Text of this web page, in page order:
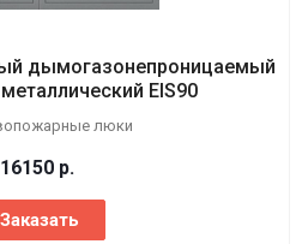
дымогазонепроницаемый
EIS90
люки
16150 р.
Заказать